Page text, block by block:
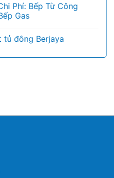
Phí: Bếp Từ Công
Gas
tủ đông Berjaya